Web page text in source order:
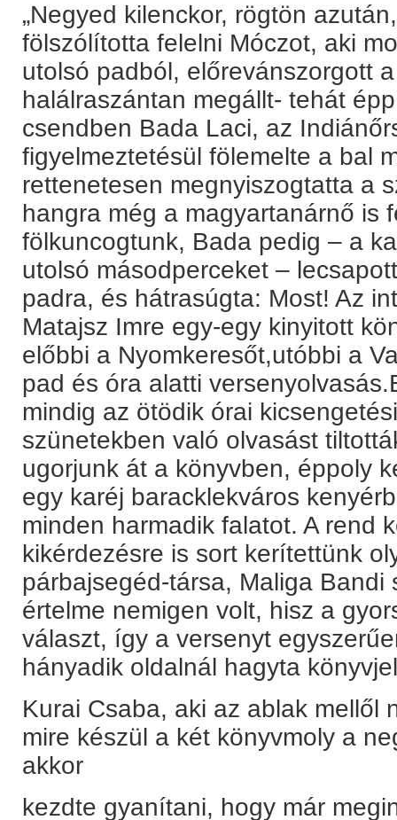
„Negyed kilenckor, rögtön
fölszólította felelni Móczot, aki
utolsó padból, előrevánszorgott
halálraszántan megállt- tehát
csendben Bada Laci, az
figyelmeztetésül fölemelte a bal
rettenetesen megnyiszogtatta a
hangra még a magyartanárnő is
fölkuncogtunk, Bada pedig – a
utolsó másodperceket –
padra, és hátrasúgta: Most! Az
Matajsz Imre egy-egy kinyitott
előbbi a Nyomkeresőt,utóbbi a
pad és óra alatti
mindig az ötödik órai
szünetekben való olvasást
ugorjunk át a könyvben, éppoly
egy karéj baracklekváros
minden harmadik falatot. A rend
kikérdezésre is sort kerítettünk
párbajsegéd-társa, Maliga Bandi
értelme nemigen volt, hisz a
választ, így a versenyt
hányadik oldalnál hagyta
Kurai Csaba, aki az ablak mellől
mire készül a két könyvmoly a
akkor
kezdte gyanítani, hogy már